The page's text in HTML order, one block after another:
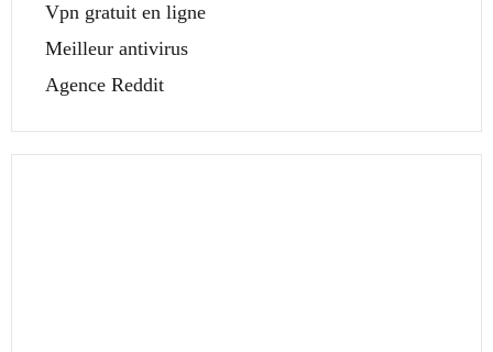
Vpn gratuit en ligne
Meilleur antivirus
Agence Reddit